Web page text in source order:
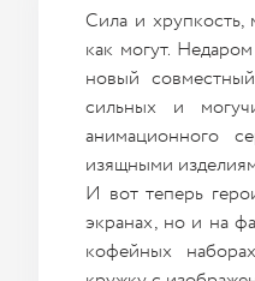
Сила и хрупкость,
как могут.
новый
сильных и
анимационного
изящными
И вот теперь
экранах, но и на
кофейных